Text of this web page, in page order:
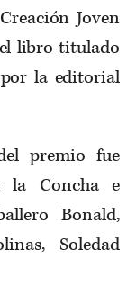
Joven
libro titulado
la editorial
premio fue
la Concha e
Bonald,
Soledad